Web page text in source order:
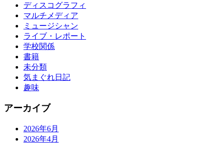
ディスコグラフィ
マルチメディア
ミュージシャン
ライブ・レポート
学校関係
書籍
未分類
気まぐれ日記
趣味
アーカイブ
2026年6月
2026年4月